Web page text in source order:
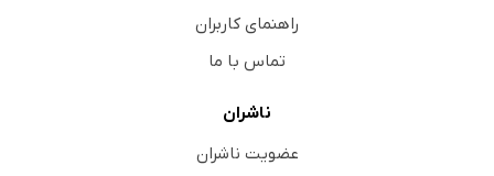
راهنمای کاربران
تماس با ما
ناشران
عضویت ناشران